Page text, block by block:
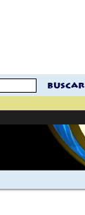
buscar